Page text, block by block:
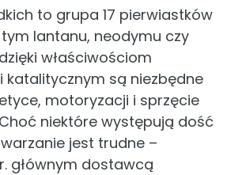
to grupa 17 pierwiastków
lantanu, neodymu czy
właściwościom
katalitycznym są niezbędne
motoryzacji i sprzęcie
niektóre występują dość
jest trudne –
głównym dostawcą